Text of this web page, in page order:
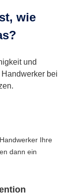
wie
und
bei
Ihre
dann ein